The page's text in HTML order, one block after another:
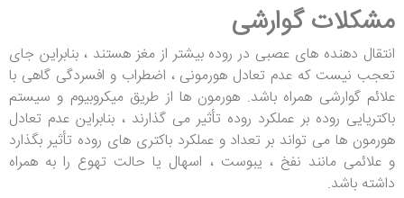
مشکلات گوارشی
انتقال دهنده های عصبی در روده بیشتر از مغز هستند ، بنابراین جای
تعجب نیست که عدم تعادل هورمونی ، اضطراب و افسردگی گاهی با
علائم گوارشی همراه باشد. هورمون ها از طریق میکروبیوم و سیستم
باکتریایی روده بر عملکرد روده تأثیر می گذارند ، بنابراین عدم تعادل
هورمون ها می تواند بر تعداد و عملکرد باکتری های روده تأثیر بگذارد
و علائمی مانند نفخ ، یبوست ، اسهال یا حالت تهوع را به همراه
داشته باشد.